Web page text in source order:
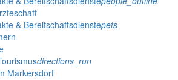
& Bereitschaftsdienstepets
directions_run
Markersdorf